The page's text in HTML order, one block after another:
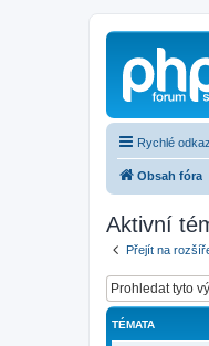
Rychlé
Obsah fóra
Aktivní
Přejít na
TÉMATA